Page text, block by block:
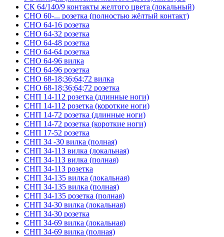
СК 64/140/9 контакты желтого цвета (локальный)
СНО 60-... розетка (полностью жёлтый контакт)
СНО 64-16 розетка
СНО 64-32 розетка
СНО 64-48 розетка
СНО 64-64 розетка
СНО 64-96 вилка
СНО 64-96 розетка
СНО 68-18;36;64;72 вилка
СНО 68-18;36;64;72 розетка
СНП 14-112 розетка (длинные ноги)
СНП 14-112 розетка (короткие ноги)
СНП 14-72 розетка (длинные ноги)
СНП 14-72 розетка (короткие ноги)
СНП 17-52 розетка
СНП 34 -30 вилка (полная)
СНП 34-113 вилка (локальная)
СНП 34-113 вилка (полная)
СНП 34-113 розетка
СНП 34-135 вилка (локальная)
СНП 34-135 вилка (полная)
СНП 34-135 розетка (полная)
СНП 34-30 вилка (локальная)
СНП 34-30 розетка
СНП 34-69 вилка (локальная)
СНП 34-69 вилка (полная)